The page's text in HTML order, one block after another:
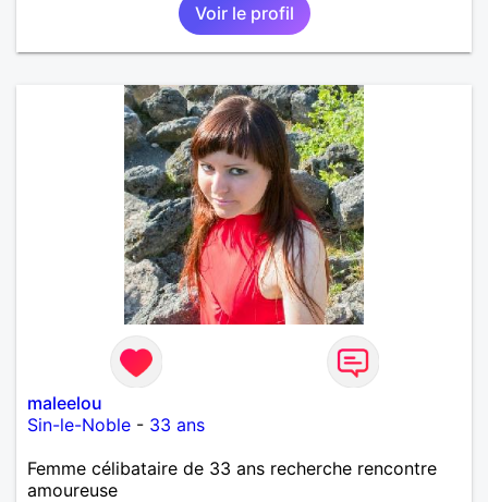
Voir le profil
maleelou
Sin-le-Noble - 33 ans
Femme célibataire de 33 ans recherche rencontre
amoureuse